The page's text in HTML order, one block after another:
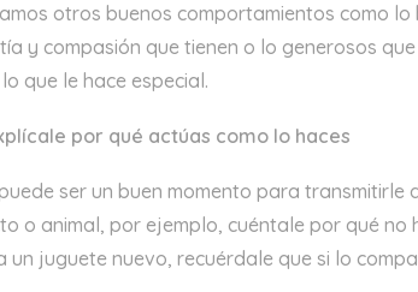
otros buenos comportamientos como lo
y compasión que tienen o lo generosos
que le hace especial.
por qué actúas como lo haces
ser un buen momento para transmitirle
o animal, por ejemplo, cuéntale por qué no
un juguete nuevo, recuérdale que si lo